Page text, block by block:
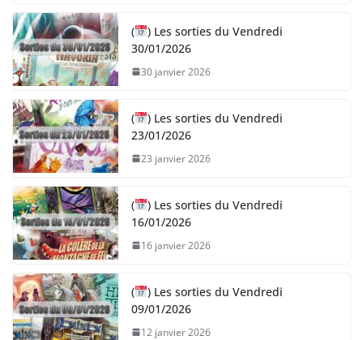
(
) Les sorties du Vendredi
30/01/2026
30 janvier 2026
(
) Les sorties du Vendredi
23/01/2026
23 janvier 2026
(
) Les sorties du Vendredi
16/01/2026
16 janvier 2026
(
) Les sorties du Vendredi
09/01/2026
12 janvier 2026